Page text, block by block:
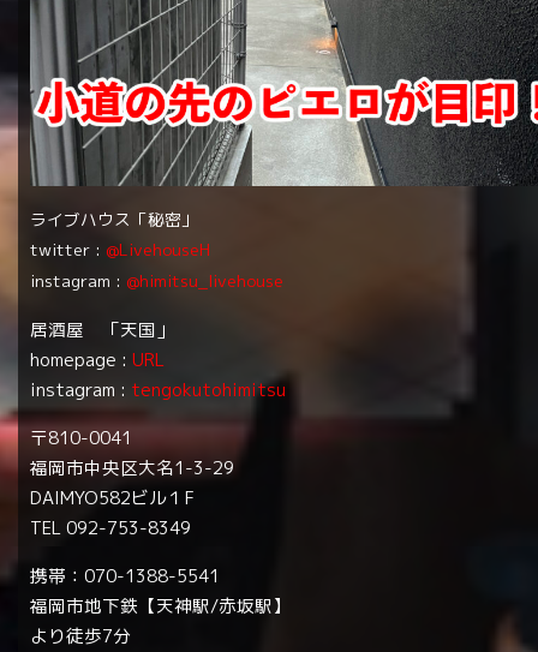
ライブハウス「秘密」
twitter : @LivehouseH
instagram : @himitsu_livehouse
居酒屋 「天国」
homepage : URL
instagram : tengokutohimitsu
〒810-0041
福岡市中央区大名1-3-29
DAIMYO582ビル１F
TEL 092-753-8349
携帯：070-1388-5541
福岡市地下鉄【天神駅/赤坂駅】
より徒歩7分